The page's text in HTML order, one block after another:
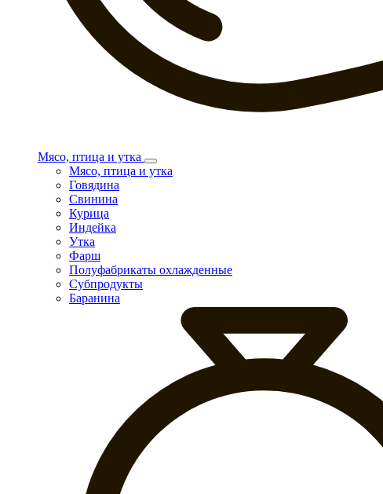
Мясо, птица и утка
Мясо, птица и утка
Говядина
Свинина
Курица
Индейка
Утка
Фарш
Полуфабрикаты охлажденные
Субпродукты
Баранина